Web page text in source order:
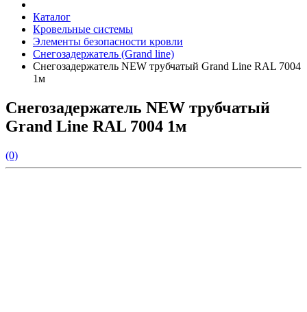
Каталог
Кровельные системы
Элементы безопасности кровли
Снегозадержатель (Grand line)
Снегозадержатель NEW трубчатый Grand Line RAL 7004
1м
Снегозадержатель NEW трубчатый
Grand Line RAL 7004 1м
(0)